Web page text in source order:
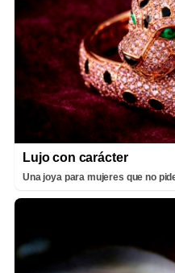
Lujo con carácter
Una joya para mujeres que no